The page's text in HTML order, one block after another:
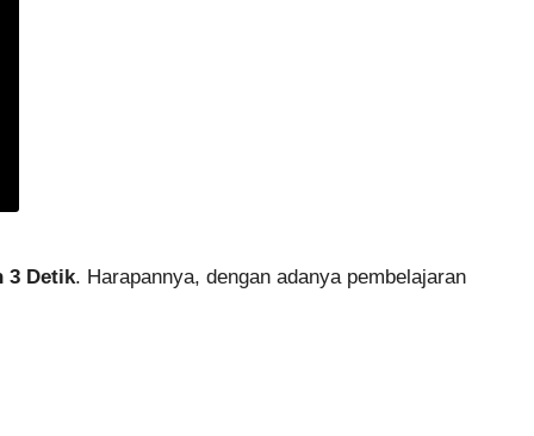
3 Detik. Harapannya, dengan adanya pembelajaran